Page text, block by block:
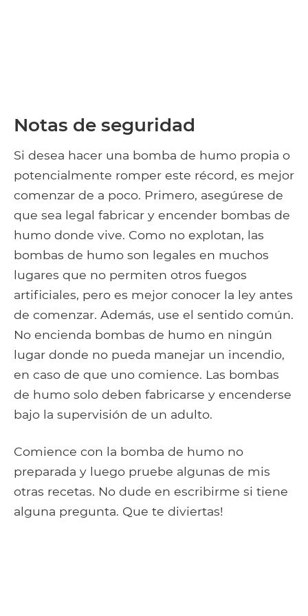
Notas de seguridad
Si desea hacer una bomba de humo propia o
potencialmente romper este récord, es mejor
comenzar de a poco. Primero, asegúrese de
que sea legal fabricar y encender bombas de
humo donde vive. Como no explotan, las
bombas de humo son legales en muchos
lugares que no permiten otros fuegos
artificiales, pero es mejor conocer la ley antes
de comenzar. Además, use el sentido común.
No encienda bombas de humo en ningún
lugar donde no pueda manejar un incendio,
en caso de que uno comience. Las bombas
de humo solo deben fabricarse y encenderse
bajo la supervisión de un adulto.
Comience con la bomba de humo no
preparada y luego pruebe algunas de mis
otras recetas. No dude en escribirme si tiene
alguna pregunta. Que te diviertas!